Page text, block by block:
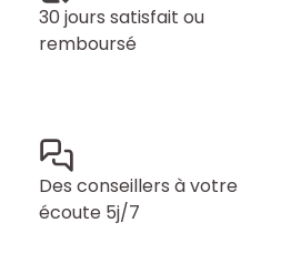
30 jours satisfait ou
remboursé
Des conseillers à votre
écoute 5j/7